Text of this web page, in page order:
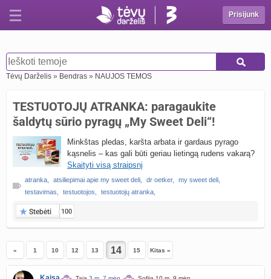
Prisijunk
Tėvų Darželis » Bendras » NAUJOS TEMOS
TESTUOTOJŲ ATRANKA: paragaukite
šaldytų sūrio pyragų „My Sweet Deli“!
Minkštas pledas, karšta arbata ir gardaus pyrago
kąsnelis – kas gali būti geriau lietingą rudens vakarą?
Skaityti visą straipsnį
atranka atsiliepimai apie my sweet deli dr oetker, my sweet deli
testavimas
testuotojos testuotojų atranka
Stebėti 100
« 1 10 12 13 15 Kitas »